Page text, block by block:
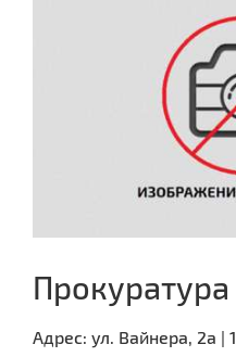
Прокуратура
Адрес: ул. Вайнера, 2а |